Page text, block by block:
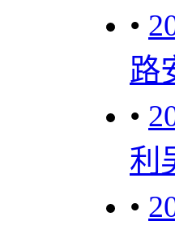
•
路
•
利
•